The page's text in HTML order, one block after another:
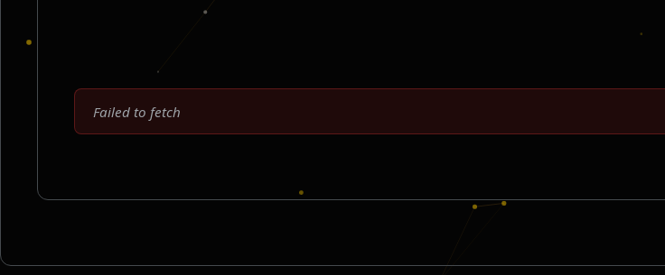
Failed to fetch